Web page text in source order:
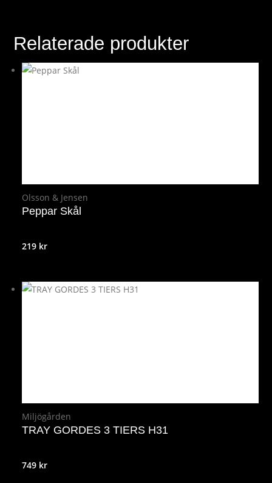
Relaterade produkter
Olsson & Jensen
Peppar Skål
219 kr
Miljögården
TRAY GORDES 3 TIERS H31
749 kr